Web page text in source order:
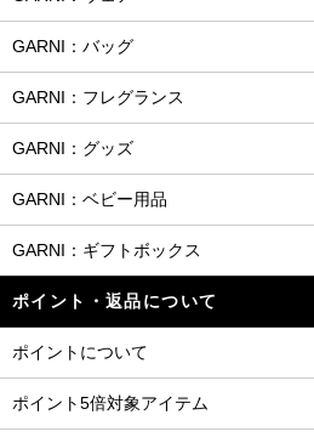
GARNI：バッグ
GARNI：フレグランス
GARNI：グッズ
GARNI：ベビー用品
GARNI：ギフトボックス
ポイント・返品について
ポイントについて
ポイント5倍対象アイテム